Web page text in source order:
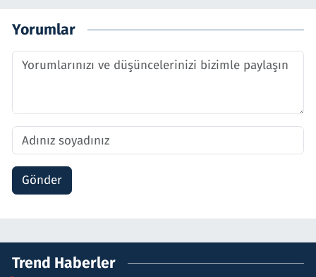
Yorumlar
Gönder
Trend Haberler